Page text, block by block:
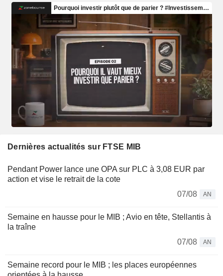
Dernières actualités sur FTSE MIB
Pendant Power lance une OPA sur PLC à 3,08 EUR par
action et vise le retrait de la cote
07/08
AN
Semaine en hausse pour le MIB ; Avio en tête, Stellantis à
la traîne
07/08
AN
Semaine record pour le MIB ; les places européennes